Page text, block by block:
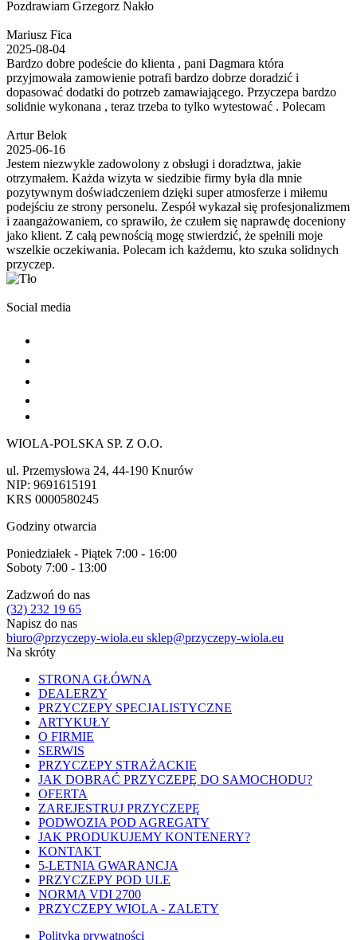
Pozdrawiam Grzegorz Nakło
Mariusz Fica
2025-08-04
Bardzo dobre podeście do klienta , pani Dagmara która
przyjmowała zamowienie potrafi bardzo dobrze doradzić i
dopasować dodatki do potrzeb zamawiającego. Przyczepa bardzo
solidnie wykonana , teraz trzeba to tylko wytestować . Polecam
Artur Belok
2025-06-16
Jestem niezwykle zadowolony z obsługi i doradztwa, jakie
otrzymałem. Każda wizyta w siedzibie firmy była dla mnie
pozytywnym doświadczeniem dzięki super atmosferze i miłemu
podejściu ze strony personelu. Zespół wykazał się profesjonalizmem
i zaangażowaniem, co sprawiło, że czułem się naprawdę doceniony
jako klient. Z całą pewnością mogę stwierdzić, że spełnili moje
wszelkie oczekiwania. Polecam ich każdemu, kto szuka solidnych
przyczep.
Social media
WIOLA-POLSKA SP. Z O.O.
ul. Przemysłowa 24, 44-190 Knurów
NIP: 9691615191
KRS 0000580245
Godziny otwarcia
Poniedziałek - Piątek 7:00 - 16:00
Soboty 7:00 - 13:00
Zadzwoń do nas
(32) 232 19 65
Napisz do nas
biuro@przyczepy-wiola.eu sklep@przyczepy-wiola.eu
Na skróty
STRONA GŁÓWNA
DEALERZY
PRZYCZEPY SPECJALISTYCZNE
ARTYKUŁY
O FIRMIE
SERWIS
PRZYCZEPY STRAŻACKIE
JAK DOBRAĆ PRZYCZEPĘ DO SAMOCHODU?
OFERTA
ZAREJESTRUJ PRZYCZEPĘ
PODWOZIA POD AGREGATY
JAK PRODUKUJEMY KONTENERY?
KONTAKT
5-LETNIA GWARANCJA
PRZYCZEPY POD ULE
NORMA VDI 2700
PRZYCZEPY WIOLA - ZALETY
Polityka prywatności